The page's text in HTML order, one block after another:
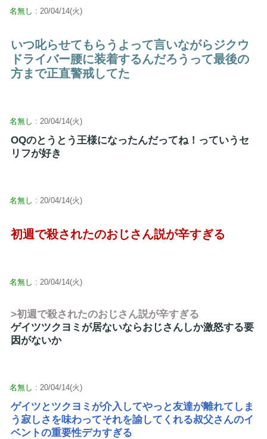
名無し : 20/04/14(火)
いつ叱らせてもらうよって言いながらジクウ
ドライバー腰に装着するんだろうって最後の
方まで正直警戒してた
名無し : 20/04/14(火)
OQのとうとう王様になったんだってね！っていうセ
リフが好き
名無し : 20/04/14(火)
初週で殺されたのおじさん説が辛すぎる
名無し : 20/04/14(火)
>初週で殺されたのおじさん説が辛すぎる
ゲイツツクヨミが居ないならおじさんしか激怒する要
因がないか
名無し : 20/04/14(火)
ゲイツとツクヨミが介入してやっと友達が離れてしま
う寂しさを味わってそれを諭してくれる叔父さんのイ
ベントの重要性デカすぎる